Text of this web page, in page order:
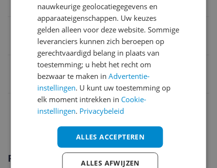
Princess 292994 Chocoladefontein
Introductie
Princess 292994 Chocoladefontein
8712836272644
Functies
Productomschrijving
nauwkeurige geolocatiegegevens en
apparaateigenschappen. Uw keuzes
gelden alleen voor deze website. Sommige
leveranciers kunnen zich beroepen op
gerechtvaardigd belang in plaats van
toestemming; u hebt het recht om
bezwaar te maken inAdvertentie-
instellingen. U kunt uw toestemming op
elk moment intrekken in Cookie-
instellingen. Privacybeleid
ALLES ACCEPTEREN
ALLES AFWIJZEN